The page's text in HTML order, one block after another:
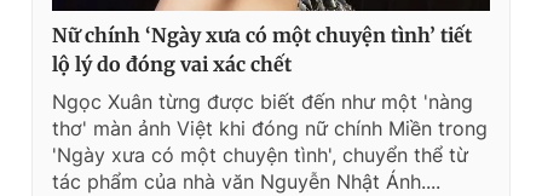
Nữ chính ‘Ngày xưa có một chuyện tình’ tiết
lộ lý do đóng vai xác chết
Ngọc Xuân từng được biết đến như một 'nàng
thơ' màn ảnh Việt khi đóng nữ chính Miền trong
'Ngày xưa có một chuyện tình', chuyển thể từ
tác phẩm của nhà văn Nguyễn Nhật Ánh....